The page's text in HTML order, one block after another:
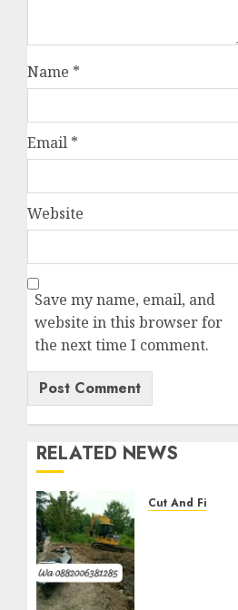
Name *
Email *
Website
Save my name, email, and
website in this browser for
the next time I comment.
RELATED NEWS
Cut And Fill